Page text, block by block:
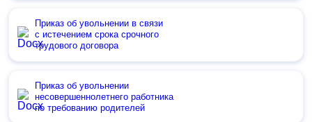
Приказ об увольнении в связи
с истечением срока срочного
трудового договора
Приказ об увольнении
несовершеннолетнего работника
по требованию родителей